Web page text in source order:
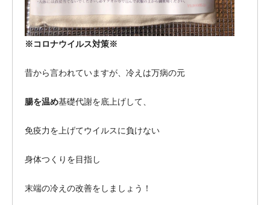
※コロナウイルス対策※
昔から言われていますが、冷えは万病の元
腸を温め基礎代謝を底上げして、
免疫力を上げてウイルスに負けない
身体つくりを目指し
末端の冷えの改善をしましょう！